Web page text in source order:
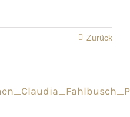
Zurück